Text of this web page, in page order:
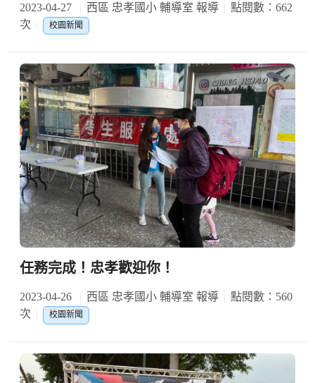
2023-04-27 西區 忠孝國小 輔導室 報導
點閱數：662
次
校園新聞
任務完成！忠孝歡迎你！
2023-04-26 西區 忠孝國小 輔導室 報導
點閱數：560
次
校園新聞